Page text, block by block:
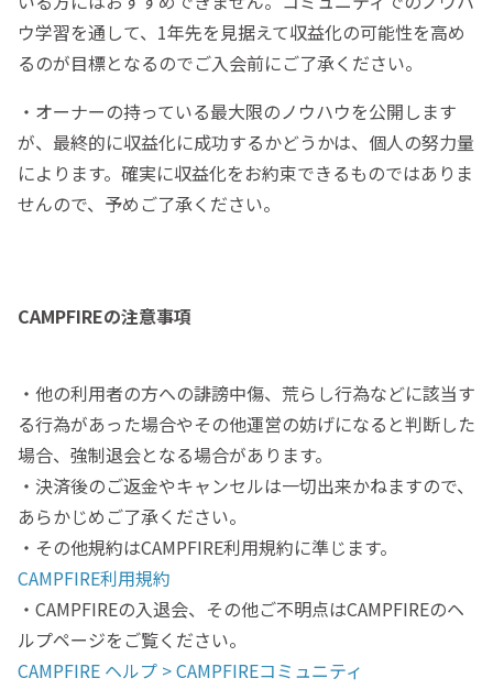
ウ学習を通して、1年先を見据えて収益化の可能性を高め
るのが目標となるのでご入会前にご了承ください。
・オーナーの持っている最大限のノウハウを公開します
が、最終的に収益化に成功するかどうかは、個人の努力量
によります。確実に収益化をお約束できるものではありま
せんので、予めご了承ください。
CAMPFIREの注意事項
・他の利用者の方への誹謗中傷、荒らし行為などに該当す
る行為があった場合やその他運営の妨げになると判断した
場合、強制退会となる場合があります。
・決済後のご返金やキャンセルは一切出来かねますので、
あらかじめご了承ください。
・その他規約はCAMPFIRE利用規約に準じます。
CAMPFIRE利用規約
・CAMPFIREの入退会、その他ご不明点はCAMPFIREのヘ
ルプページをご覧ください。
CAMPFIRE ヘルプ > CAMPFIREコミュニティ